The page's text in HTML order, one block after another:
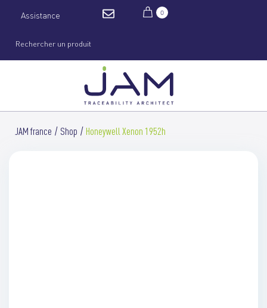
Assistance 0
JAM france Shop Honeywell Xenon 1952h